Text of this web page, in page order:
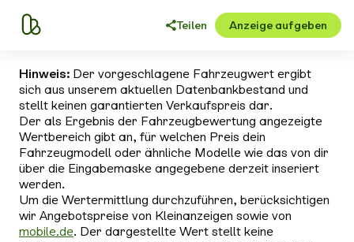
Teilen Anzeige aufgeben
Hinweis: Der vorgeschlagene Fahrzeugwert ergibt
sich aus unserem aktuellen Datenbankbestand und
stellt keinen garantierten Verkaufspreis dar.
Der als Ergebnis der Fahrzeugbewertung angezeigte
Wertbereich gibt an, für welchen Preis dein
Fahrzeugmodell oder ähnliche Modelle wie das von dir
über die Eingabemaske angegebene derzeit inseriert
werden.
Um die Wertermittlung durchzuführen, berücksichtigen
wir Angebotspreise von Kleinanzeigen sowie von
mobile.de. Der dargestellte Wert stellt keine